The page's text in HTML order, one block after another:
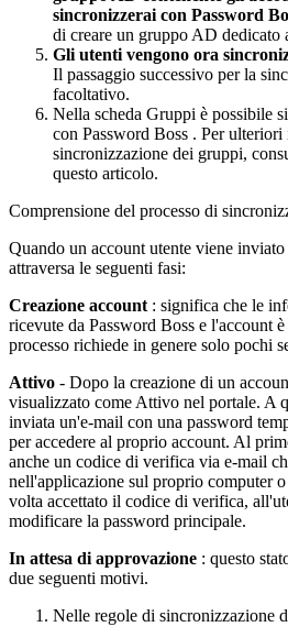
sincronizzerai con Password
di creare un gruppo AD dedicato
Gli utenti vengono ora
Il passaggio successivo per la
facoltativo.
Nella scheda Gruppi è possibile
con Password Boss . Per ulteriori
sincronizzazione dei gruppi,
questo articolo.
Comprensione del processo di
Quando un account utente viene inviato
attraversa le seguenti fasi:
Creazione account : significa che le
ricevute da Password Boss e l'account è
processo richiede in genere solo pochi
Attivo - Dopo la creazione di un
visualizzato come Attivo nel portale. A
inviata un'e-mail con una password
per accedere al proprio account. Al
anche un codice di verifica via e-mail
nell'applicazione sul proprio computer o
volta accettato il codice di verifica, all'
modificare la password principale.
In attesa di approvazione : questo
due seguenti motivi.
Nelle regole di sincronizzazione